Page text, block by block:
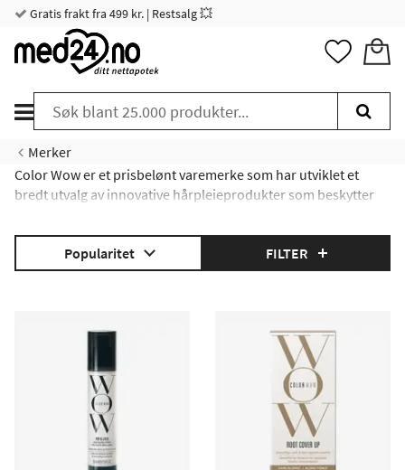
Gratis frakt fra 499 kr. | Restsalg 💥
Merker
Color Wow er et prisbelønt varemerke som har utviklet et
bredt utvalg av innovative hårpleieprodukter som beskytter
Popularitet FILTER